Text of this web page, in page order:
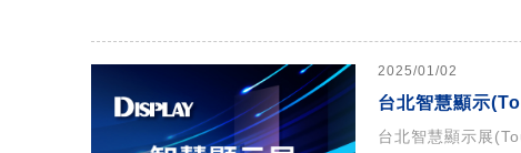
2025/01/02
台北智慧顯示
台北智慧顯示展